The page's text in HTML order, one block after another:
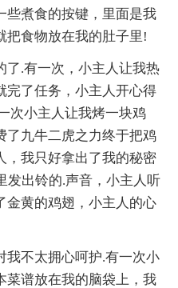
些煮食的按键，里面是我
把食物放在我的肚子里!
了.有一次，小主人让我热
完了任务，小主人开心得
次小主人让我烤一块鸡
了九牛二虎之力终于把鸡
，我只好拿出了我的秘密
发出铃的.声音，小主人听
金黄的鸡翅，小主人的心
我不太拥心呵护.有一次小
菜谱放在我的脑袋上，我